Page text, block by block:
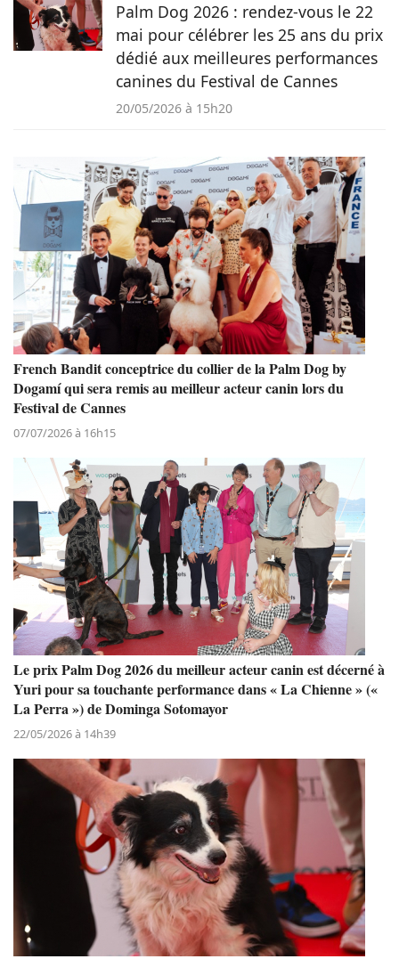
Palm Dog 2026 : rendez-vous le 22
mai pour célébrer les 25 ans du prix
dédié aux meilleures performances
canines du Festival de Cannes
20/05/2026 à 15h20
French Bandit conceptrice du collier de la Palm Dog by
Dogamí qui sera remis au meilleur acteur canin lors du
Festival de Cannes
07/07/2026 à 16h15
Le prix Palm Dog 2026 du meilleur acteur canin est décerné à
Yuri pour sa touchante performance dans « La Chienne » («
La Perra ») de Dominga Sotomayor
22/05/2026 à 14h39